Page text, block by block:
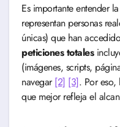
Es importante entender
representan personas
únicas) que han
peticiones totales
(imágenes, scripts,
navegar[2] [3]. Por eso,
que mejor refleja el